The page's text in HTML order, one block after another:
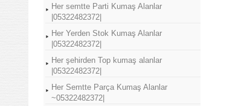
Her semtte Parti Kumaş Alanlar
|05322482372|
Her Yerden Stok Kumaş Alanlar
|05322482372|
Her şehirden Top kumaş alanlar
|05322482372|
Her Semtte Parça Kumaş Alanlar
~05322482372|